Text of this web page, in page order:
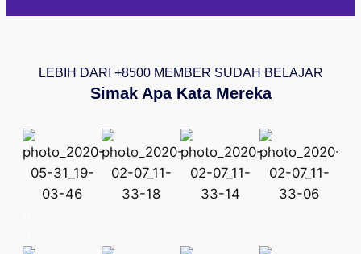
LEBIH DARI +8500 MEMBER SUDAH BELAJAR
Simak Apa Kata Mereka